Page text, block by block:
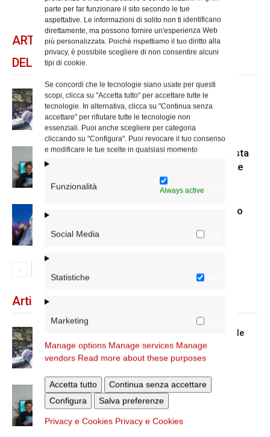
parte per far funzionare il sito secondo le tue
aspettative. Le informazioni di solito non ti identificano
direttamente, ma possono fornire un'esperienza Web
più personalizzata. Poiché rispettiamo il tuo diritto alla
privacy, è possibile scegliere di non consentire alcuni
tipi di cookie.
Se concordi che le tecnologie siano usate per questi
scopi, clicca su "Accetta tutto" per accettare tutte le
tecnologie. In alternativa, clicca su "Continua senza
accettare" per rifiutare tutte le tecnologie non
essenziali. Puoi anche scegliere per categoria
cliccando su "Configura". Puoi revocare il tuo consenso
e modificare le tue scelte in qualsiasi momento
Funzionalità Always active
Social Media
Statistiche
Marketing
Manage options Manage services Manage
vendors Read more about these purposes
Accetta tutto
Continua senza accettare
Configura
Salva preferenze
Privacy e Cookies Privacy e Cookies
ARTICOLI CORRELATI
DELLO STESSO AUTORE
Spin Time: la dichiarazione del
cardinale vicario
Scienze Applicate, la nuova proposta
dell’Istituto Paritario Sant’Apollinare
Dal 28 al 31 agosto il pellegrinaggio
Articoli recenti
Spin Time: la dichiarazione del cardinale
vicario
Scienze Applicate, la nuova proposta
dell’Istituto Paritario Sant’Apollinare